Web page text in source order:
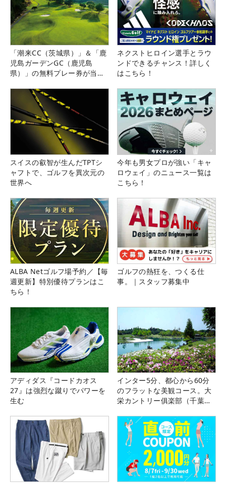
「潮来CC（茨城県）」＆「鹿
児島ガーデンGC（鹿児島
県）」の無料プレー券が当た
ネクストヒロイン選手とラウ
ンドできるチャンス！詳しく
はこちら！
スイスの叡智が生んだTPTシ
ャフトで、ゴルフを異次元の
世界へ
今年も男女プロが強い「キャ
ロウェイ」のニュース一覧は
こちら！
ALBA Netゴルフ場予約／【毎
週更新】特別優待プランはこ
ちら！
ゴルフの熱狂を、つくる仕
事。｜スタッフ募集中
アディダス『コードカオス
27』は強烈な蹴りでパワーを
生む
インター5分、都心から60分
のフラットな美観コース。大
栄カントリー俱楽部（千葉